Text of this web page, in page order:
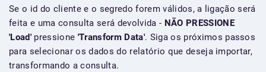
Se o id do cliente e o segredo forem válidos, a ligação será
feita e uma consulta será devolvida - NÃO PRESSIONE
'Load'pressione 'Transform Data'. Siga os próximos passos
para selecionar os dados do relatório que deseja importar,
transformando a consulta.